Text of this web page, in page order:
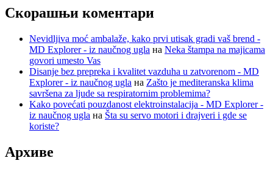
Скорашњи коментари
Nevidljiva moć ambalaže, kako prvi utisak gradi vaš brend -
MD Explorer - iz naučnog ugla на Neka štampa na majicama
govori umesto Vas
Disanje bez prepreka i kvalitet vazduha u zatvorenom - MD
Explorer - iz naučnog ugla на Zašto je mediteranska klima
savršena za ljude sa respiratornim problemima?
Kako povećati pouzdanost elektroinstalacija - MD Explorer -
iz naučnog ugla на Šta su servo motori i drajveri i gde se
koriste?
Архиве